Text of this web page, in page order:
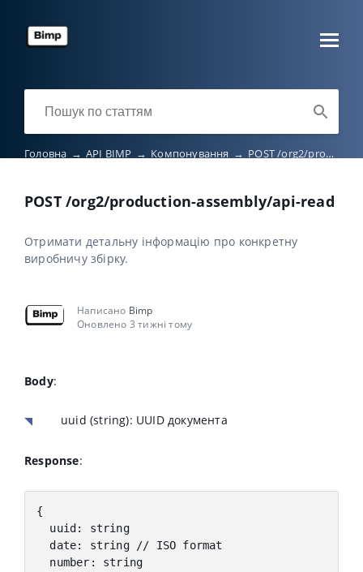
Головна → API BIMP → Компонування → POST /org2/production-assembly/api-read
POST /org2/production-assembly/api-read
Отримати детальну інформацію про конкретну
виробничу збірку.
Написано Bimp
Оновлено 3 тижні тому
Body:
uuid (string): UUID документа
Response:
{
  uuid
:
string
  date
: string
// ISO format
  number
:
string